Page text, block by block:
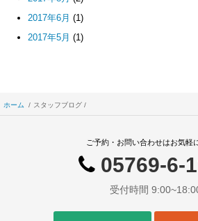
2017年6月 (1)
2017年5月 (1)
ホーム スタッフブログ
ご予約・お問い合わせはお気軽
05769-6-
受付時間